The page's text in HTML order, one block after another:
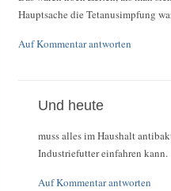
Hauptsache die Tetanusimpfung
Auf Kommentar antworten
Und heute
muss alles im Haushalt
Industriefutter einfahren kann.
Auf Kommentar antworten